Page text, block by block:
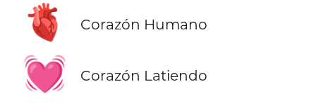
🫀 Corazón Humano
💓 Corazón Latiendo